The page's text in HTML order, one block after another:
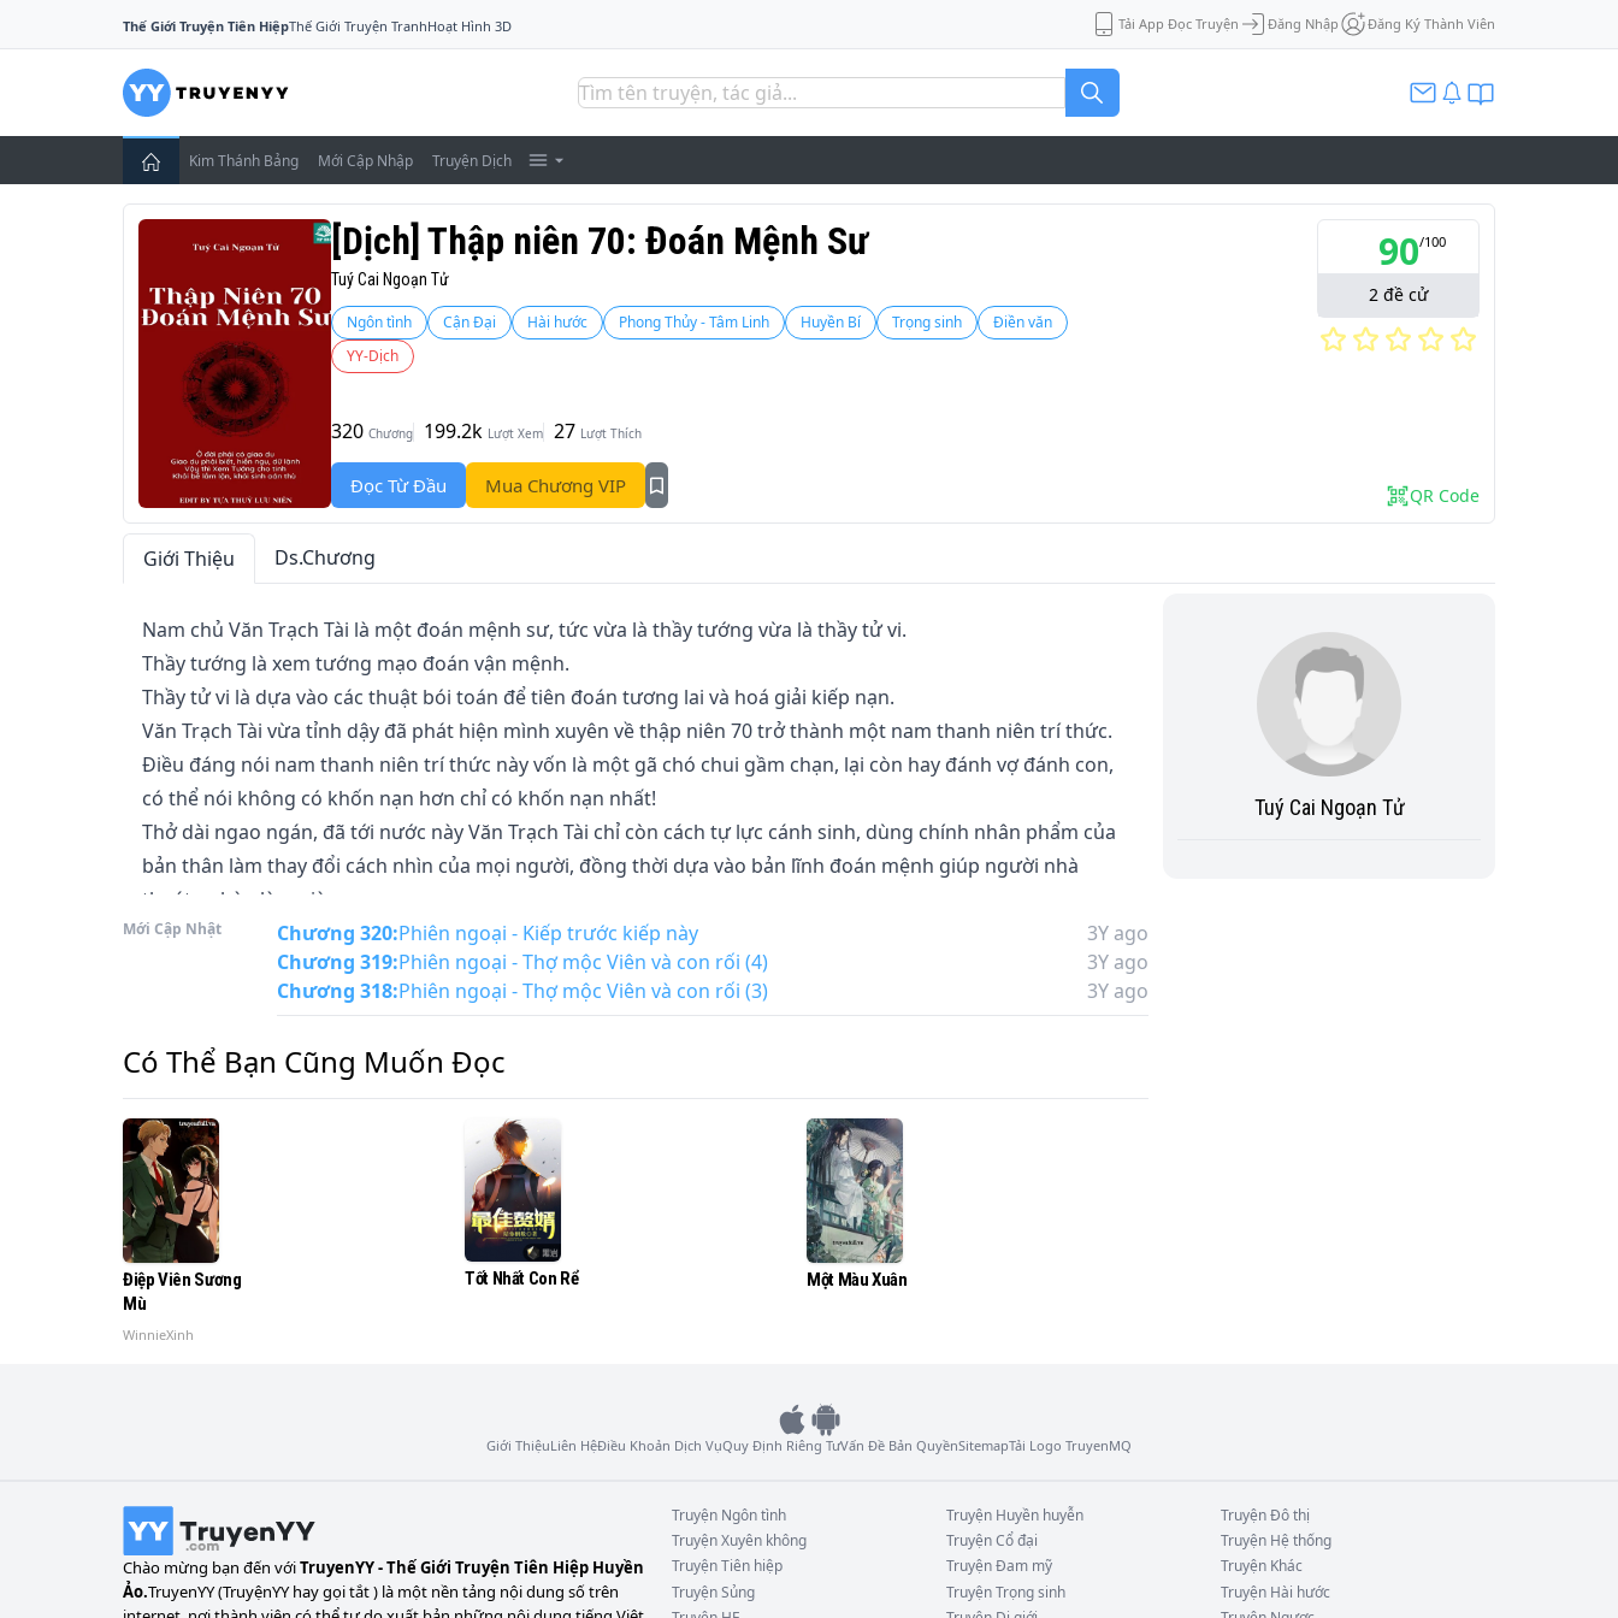
Thế Giới Truyện Tiên HiệpThế Giới Truyện TranhHoạt Hình 3D Tải App Đọc Truyện Đăng Nhập Đăng Ký Thành Viên
Kim Thánh Bảng Mới Cập Nhập Truyện Dịch
[Dịch] Thập niên 70: Đoán Mệnh Sư
Tuý Cai Ngoạn Tử
Ngôn tình Cận Đại Hài hước Phong Thủy - Tâm Linh Huyền Bí Trọng sinh
Điền văn
YY-Dịch
320 Chương 199.2k Lượt Xem 27 Lượt Thích
Đọc Từ Đầu Mua Chương VIP
90/100
2 đề cử
QR Code
Giới Thiệu Ds.Chương
Nam chủ Văn Trạch Tài là một đoán mệnh sư, tức vừa là thầy tướng vừa là thầy tử vi.
Thầy tướng là xem tướng mạo đoán vận mệnh.
Thầy tử vi là dựa vào các thuật bói toán để tiên đoán tương lai và hoá giải kiếp nạn.
Văn Trạch Tài vừa tỉnh dậy đã phát hiện mình xuyên về thập niên 70 trở thành một nam thanh niên trí thức.
Điều đáng nói nam thanh niên trí thức này vốn là một gã chó chui gầm chạn, lại còn hay đánh vợ đánh con,
có thể nói không có khốn nạn hơn chỉ có khốn nạn nhất!
Thở dài ngao ngán, đã tới nước này Văn Trạch Tài chỉ còn cách tự lực cánh sinh, dùng chính nhân phẩm của
bản thân làm thay đổi cách nhìn của mọi người, đồng thời dựa vào bản lĩnh đoán mệnh giúp người nhà
thoát nghèo làm giàu.
“Văn thanh niên trí thức trong thôn mấy người còn đánh vợ con không?”
“Cái gì mà Văn thanh niên trí thức, giờ người ta đã là Văn đại sư rồi!”
Mới Cập Nhật Chương 320:Phiên ngoại - Kiếp trước kiếp này
3Y ago
Chương 319:Phiên ngoại - Thợ mộc Viên và con rối (4)
3Y ago
Chương 318:Phiên ngoại - Thợ mộc Viên và con rối (3) 3Y ago
Có Thể Bạn Cũng Muốn Đọc
Điệp Viên Sương
Mù
WinnieXinh
Tốt Nhất Con Rể Một Màu Xuân
Tuý Cai Ngoạn Tử
Giới ThiệuLiên HệĐiều Khoản Dịch VụQuy Định Riêng TưVấn Đề Bản QuyềnSitemapTải Logo TruyenMQ
Chào mừng bạn đến vớiTruyenYY - Thế Giới Truyện Tiên Hiệp Huyền
Ảo.TruyenYY (TruyệnYY hay gọi tắt ) là một nền tảng nội dung số trên
Truyện Ngôn tình Truyện Huyền huyễn TruyệnĐô thị
TruyệnXuyên không TruyệnCổ đại Truyện Hệ thống
TruyệnTiên hiệp TruyệnĐam mỹ Truyện Khác
TruyệnSủng TruyệnTrọng sinh Truyện Hài hước